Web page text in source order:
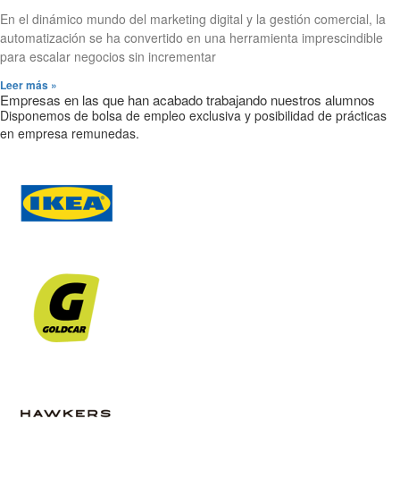
En el dinámico mundo del marketing digital y la gestión comercial, la
automatización se ha convertido en una herramienta imprescindible
para escalar negocios sin incrementar
Leer más »
Empresas en las que han acabado trabajando nuestros alumnos
Disponemos de bolsa de empleo exclusiva y posibilidad de prácticas
en empresa remunedas.